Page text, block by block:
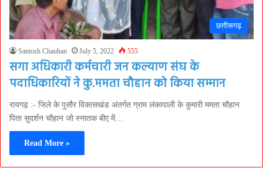
छत्तीसगढ़
Santosh Chauhan July 5, 2022 555
सगा अधिकारी कर्मचारी जन कल्याण संघ के
पदाधिकारियों ने कु.ममता चौहान को किया सम्मान
रायगढ़ :- जिले के पुसौर विकासखंड अंतर्गत ग्राम लंकापाली के कुमारी ममता चौहान
पिता सुदर्शन चौहान जो स्नातक बीए में…
Read More »